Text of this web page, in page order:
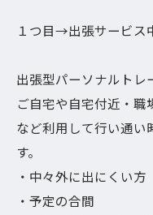
１つ目→出張サービス
出張型パーソナルトレ
ご自宅や自宅付近・職
など利用して行い通い
す。
・中々外に出にくい方
・予定の合間